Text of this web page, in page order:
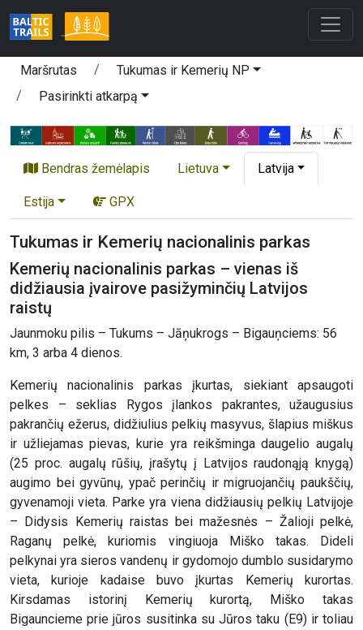
Maršrutas
Tukumas ir Kemerių NP
Pasirinkti atkarpą
Bendras žemėlapis Lietuva Latvija
Estija GPX
Tukumas ir Kemerių nacionalinis parkas
Kemerių nacionalinis parkas – vienas iš
didžiausia įvairove pasižyminčių Latvijos
raistų
Jaunmoku pilis – Tukums – Jāņukrogs – Bigauņciems: 56
km, 3 arba 4 dienos.
Kemerių nacionalinis parkas įkurtas, siekiant apsaugoti
pelkes – seklias Rygos įlankos pakrantes, užaugusius
pakrančių ežerus, didžiulius pelkių masyvus, šlapius miškus
ir užliejamas pievas, kurie yra reikšminga daugelio augalų
(25 proc. augalų rūšių, įrašytų į Latvijos raudonąją knygą)
augimo bei gyvūnų, ypač perinčių ir migruojančių paukščių,
gyvenamoji vieta. Parke yra viena didžiausių pelkių Latvijoje
– Didysis Kemerių raistas bei mažesnės – Žalioji pelkė,
Raganų pelkė, kuriomis vingiuoja Miško takas. Dideli
pelkynai yra sieros vandenų ir gydomojo dumblo susidarymo
vieta, kurioje kadaise buvo įkurtas Kemerių kurortas.
Kirsdamas istorinį Kemerių kurortą, Miško takas
Bigauncieme prie jūros susitinka su Jūros taku (E9) ir toliau